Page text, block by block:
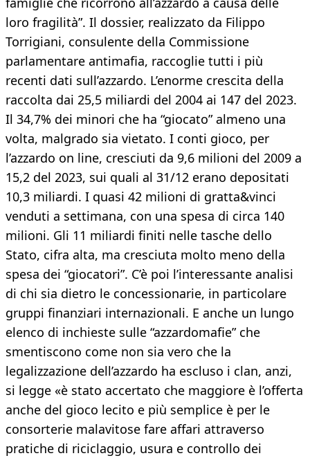
loro fragilità”. Il dossier, realizzato da Filippo
Torrigiani, consulente della Commissione
parlamentare antimafia, raccoglie tutti i più
recenti dati sull’azzardo. L’enorme crescita della
raccolta dai 25,5 miliardi del 2004 ai 147 del 2023.
Il 34,7% dei minori che ha “giocato” almeno una
volta, malgrado sia vietato. I conti gioco, per
l’azzardo on line, cresciuti da 9,6 milioni del 2009 a
15,2 del 2023, sui quali al 31/12 erano depositati
10,3 miliardi. I quasi 42 milioni di gratta&vinci
venduti a settimana, con una spesa di circa 140
milioni. Gli 11 miliardi finiti nelle tasche dello
Stato, cifra alta, ma cresciuta molto meno della
spesa dei “giocatori”. C’è poi l’interessante analisi
di chi sia dietro le concessionarie, in particolare
gruppi finanziari internazionali. E anche un lungo
elenco di inchieste sulle “azzardomafie” che
smentiscono come non sia vero che la
legalizzazione dell’azzardo ha escluso i clan, anzi,
si legge «è stato accertato che maggiore è l’offerta
anche del gioco lecito e più semplice è per le
consorterie malavitose fare affari attraverso
pratiche di riciclaggio, usura e controllo dei